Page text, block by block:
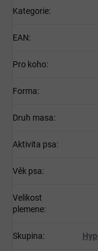
Kategorie:
EAN:
Pro koho:
Forma:
Druh masa:
Aktivita psa:
Věk psa:
Velikost
plemene:
Skupina: